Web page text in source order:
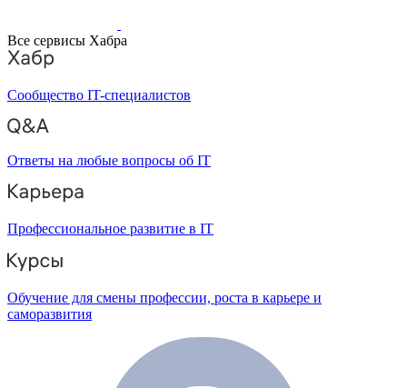
Все сервисы Хабра
Сообщество IT-специалистов
Ответы на любые вопросы об IT
Профессиональное развитие в IT
Обучение для смены профессии, роста в карьере и
саморазвития